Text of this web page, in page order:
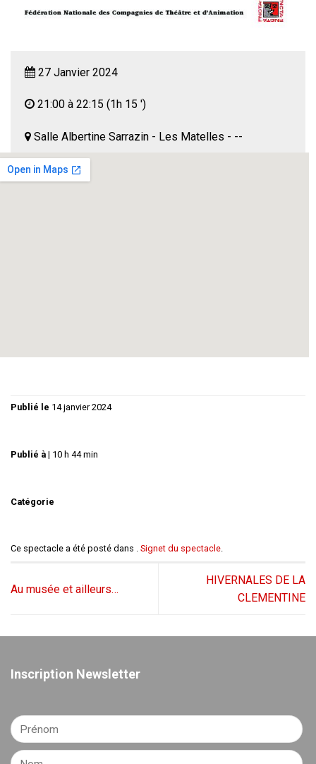
27 Janvier 2024
21:00 à 22:15 (1h 15 ')
Salle Albertine Sarrazin - Les Matelles - --
--
Publié le 14 janvier 2024
Publié à | 10 h 44 min
Catégorie
Ce spectacle a été posté dans . Signet du spectacle.
Au musée et ailleurs…
HIVERNALES DE LA
CLEMENTINE
Inscription Newsletter